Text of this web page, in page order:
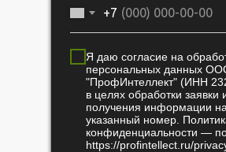
+7
Я даю согласие на
персональных данных
"ПрофИнтеллект" (ИНН
в целях обработки заявки
получения информации на
указанный номер.
конфиденциальности —
https://profintellect.ru/